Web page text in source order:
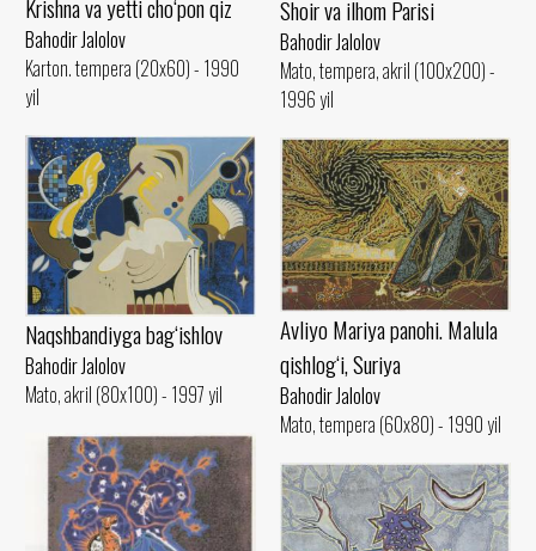
Shoir va ilhom Parisi
Bahodir Jalolov
Mato, tempera, akril (100x200) -
1996 yil
Krishna va yetti cho‘pon qiz
Bahodir Jalolov
Karton. tempera (20x60) - 1990
yil
Naqshbandiyga bag‘ishlov
Bahodir Jalolov
Mato, akril (80x100) - 1997 yil
Avliyo Mariya panohi. Malula
qishlog‘i, Suriya
Bahodir Jalolov
Mato, tempera (60x80) - 1990 yil